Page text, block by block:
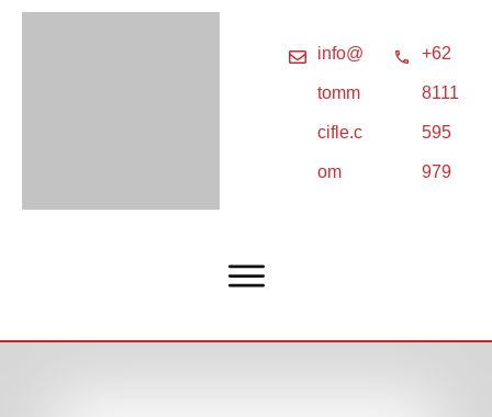
info@
tomm
cifle.c
om
+62
8111
595
979